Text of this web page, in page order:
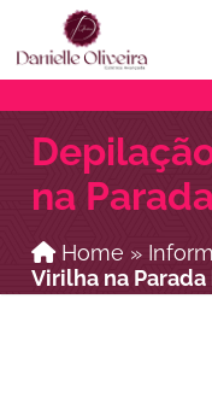
na
Home »
Virilha na